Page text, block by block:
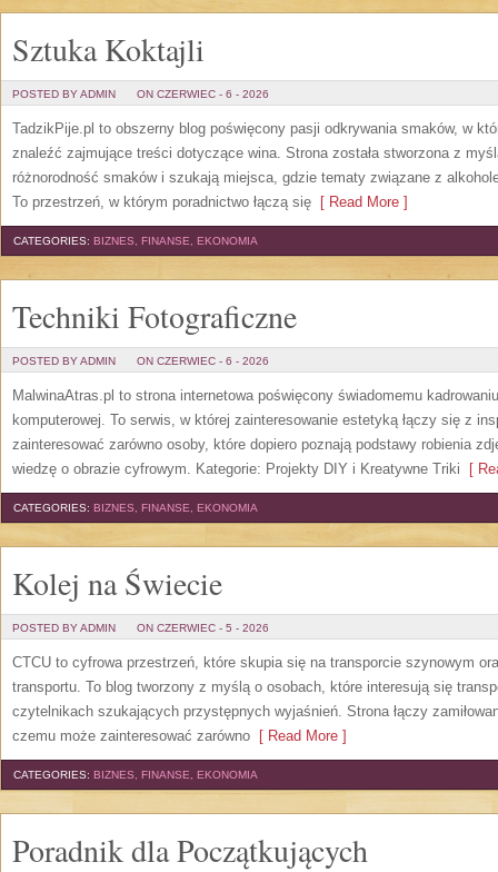
Sztuka Koktajli
POSTED BY ADMIN ON CZERWIEC - 6 - 2026
TadzikPije.pl to obszerny blog poświęcony pasji odkrywania smaków, w
znaleźć zajmujące treści dotyczące wina. Strona została stworzona z
różnorodność smaków i szukają miejsca, gdzie tematy związane z
To przestrzeń, w którym poradnictwo łączą się [ Read More ]
CATEGORIES: BIZNES, FINANSE, EKONOMIA
Techniki Fotograficzne
POSTED BY ADMIN ON CZERWIEC - 6 - 2026
MalwinaAtras.pl to strona internetowa poświęcony świadomemu
komputerowej. To serwis, w której zainteresowanie estetyką łączy się z
zainteresować zarówno osoby, które dopiero poznają podstawy robienia
wiedzę o obrazie cyfrowym. Kategorie: Projekty DIY i Kreatywne Triki [
CATEGORIES: BIZNES, FINANSE, EKONOMIA
Kolej na Świecie
POSTED BY ADMIN ON CZERWIEC - 5 - 2026
CTCU to cyfrowa przestrzeń, które skupia się na transporcie szynowym
transportu. To blog tworzony z myślą o osobach, które interesują się
czytelnikach szukających przystępnych wyjaśnień. Strona łączy
czemu może zainteresować zarówno [ Read More ]
CATEGORIES: BIZNES, FINANSE, EKONOMIA
Poradnik dla Początkujących